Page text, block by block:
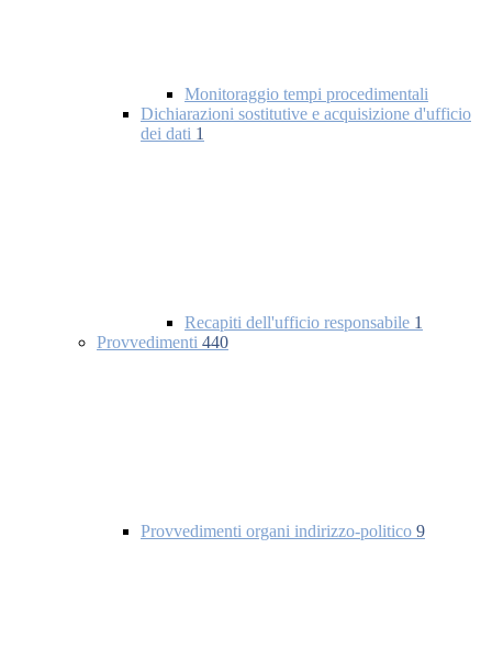
Monitoraggio tempi procedimentali
Dichiarazioni sostitutive e acquisizione d'ufficio
dei dati 1
Recapiti dell'ufficio responsabile 1
Provvedimenti 440
Provvedimenti organi indirizzo-politico 9